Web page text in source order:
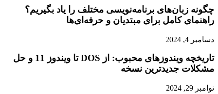
چگونه زبان‌های برنامه‌نویسی مختلف را یاد بگیریم؟
راهنمای کامل برای مبتدیان و حرفه‌ای‌ها
دسامبر 4, 2024
تاریخچه ویندوزهای محبوب: از DOS تا ویندوز 11 و حل
مشکلات جدیدترین نسخه
نوامبر 29, 2024